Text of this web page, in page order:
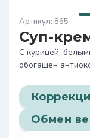
Суп-
С курицей,
обогащен
865
Обмен